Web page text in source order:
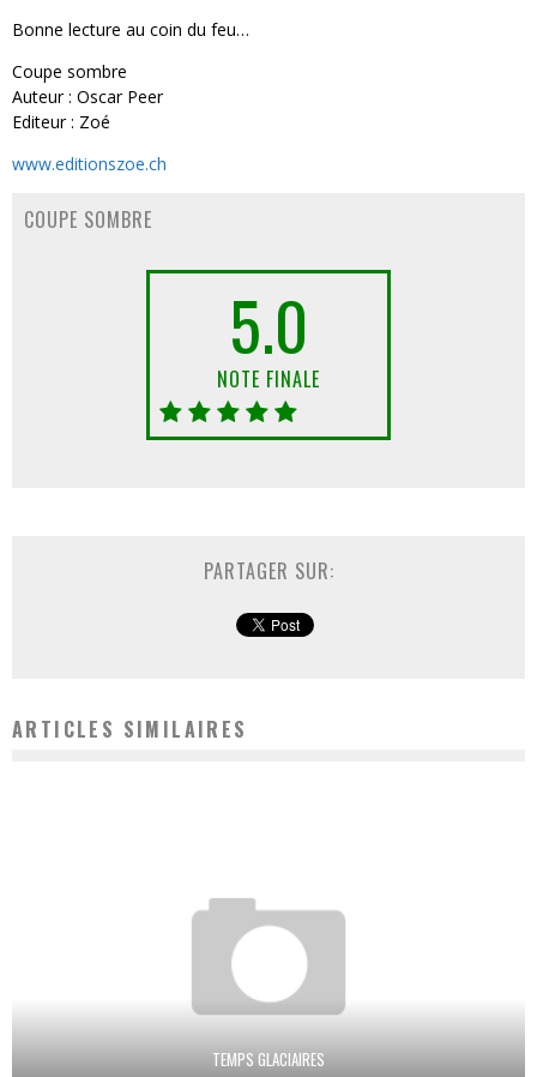
Bonne lecture au coin du feu…
Coupe sombre
Auteur : Oscar Peer
Editeur : Zoé
www.editionszoe.ch
COUPE SOMBRE
5.0
NOTE FINALE
PARTAGER SUR:
ARTICLES SIMILAIRES
TEMPS GLACIAIRES